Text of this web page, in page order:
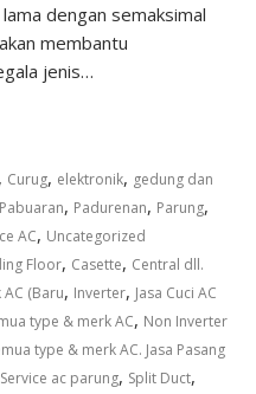
dengan semaksimal
membantu
jenis…
, Curug, elektronik, gedung dan
Pabuaran, Padurenan, Parung,
AC, Uncategorized
Floor, Casette, Central dll.
(Baru, Inverter, Jasa Cuci AC
type & merk AC, Non Inverter
type & merk AC. Jasa Pasang
Service ac parung, Split Duct,